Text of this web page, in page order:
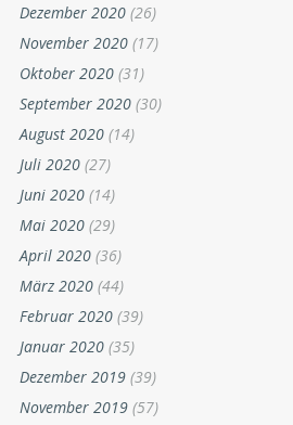
Dezember 2020 (26)
November 2020 (17)
Oktober 2020 (31)
September 2020 (30)
August 2020 (14)
Juli 2020 (27)
Juni 2020 (14)
Mai 2020 (29)
April 2020 (36)
März 2020 (44)
Februar 2020 (39)
Januar 2020 (35)
Dezember 2019 (39)
November 2019 (57)